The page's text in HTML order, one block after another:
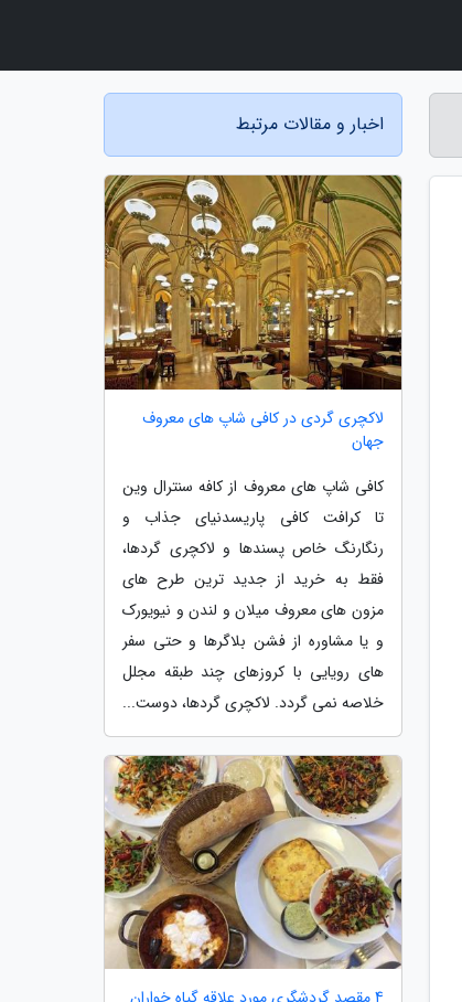
اخبار و مقالات مرتبط
لاکچری گردی در کافی شاپ های معروف
جهان
کافی شاپ های معروف از کافه سنترال وین
تا کرافت کافی پاریسدنیای جذاب و
رنگارنگ خاص پسندها و لاکچری گردها،
فقط به خرید از جدید ترین طرح های
مزون های معروف میلان و لندن و نیویورک
و یا مشاوره از فشن بلاگرها و حتی سفر
های رویایی با کروزهای چند طبقه مجلل
خلاصه نمی گردد. لاکچری گردها، دوست...